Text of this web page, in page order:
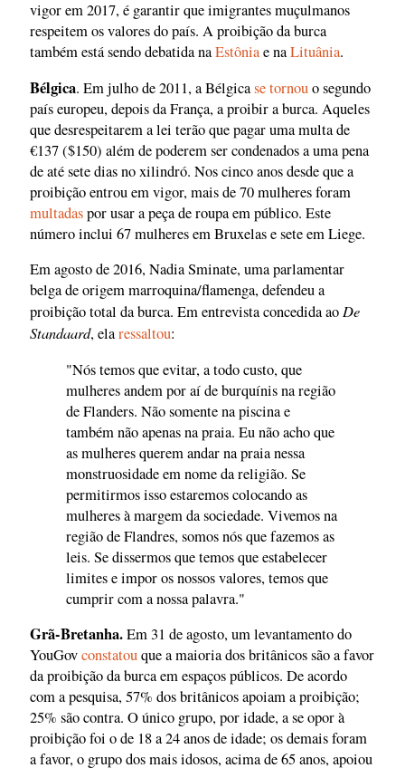
vigor em 2017, é garantir que imigrantes muçulmanos
respeitem os valores do país. A proibição da burca
também está sendo debatida naEstôniae naLituânia.
Bélgica. Em julho de 2011, a Bélgicase tornouo segundo
país europeu, depois da França, a proibir a burca. Aqueles
que desrespeitarem a lei terão que pagar uma multa de
€137 ($150) além de poderem ser condenados a uma pena
de até sete dias no xilindró. Nos cinco anos desde que a
proibição entrou em vigor, mais de 70 mulheres foram
multadaspor usar a peça de roupa em público. Este
número inclui 67 mulheres em Bruxelas e sete em Liege.
Em agosto de 2016, Nadia Sminate, uma parlamentar
belga de origem marroquina/flamenga, defendeu a
proibição total da burca. Em entrevista concedida aoDe
Standaard, elaressaltou:
"Nós temos que evitar, a todo custo, que
mulheres andem por aí de burquínis na região
de Flanders. Não somente na piscina e
também não apenas na praia. Eu não acho que
as mulheres querem andar na praia nessa
monstruosidade em nome da religião. Se
permitirmos isso estaremos colocando as
mulheres à margem da sociedade. Vivemos na
região de Flandres, somos nós que fazemos as
leis. Se dissermos que temos que estabelecer
limites e impor os nossos valores, temos que
cumprir com a nossa palavra."
Grã-Bretanha.Em 31 de agosto, um levantamento do
YouGovconstatouque a maioria dos britânicos são a favor
da proibição da burca em espaços públicos. De acordo
com a pesquisa, 57% dos britânicos apoiam a proibição;
25% são contra. O único grupo, por idade, a se opor à
proibição foi o de 18 a 24 anos de idade; os demais foram
a favor, o grupo dos mais idosos, acima de 65 anos, apoiou